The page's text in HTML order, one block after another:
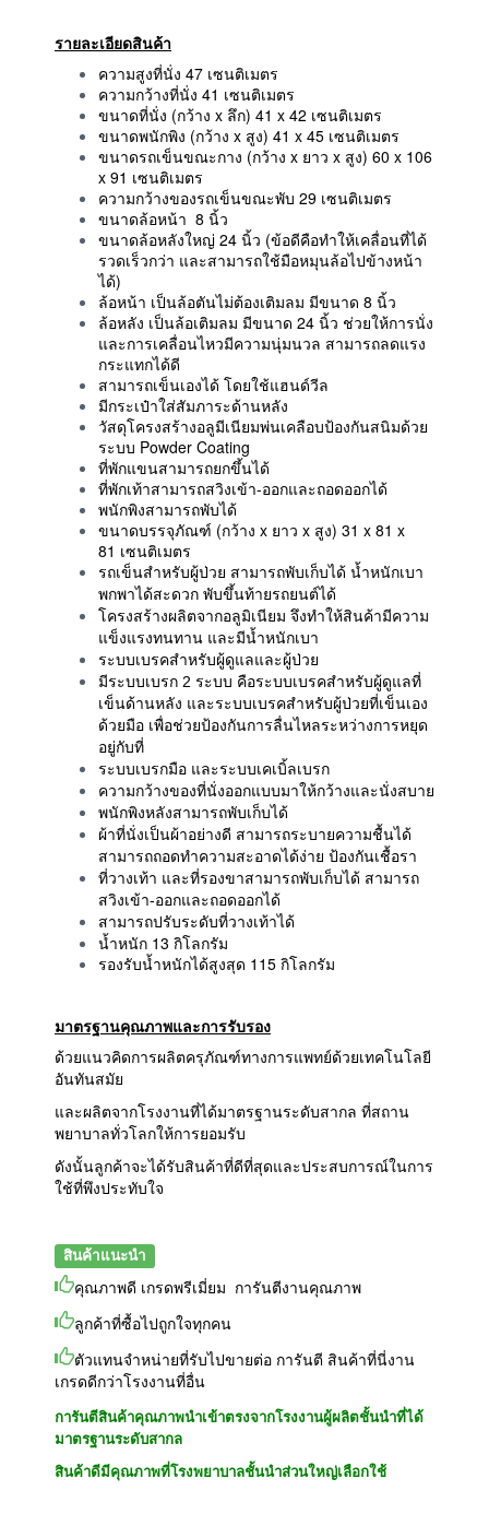
รายละเอียดสินค้า
ความสูงที่นั่ง 47 เซนติเมตร
ความกว้างที่นั่ง 41 เซนติเมตร
ขนาดที่นั่ง (กว้าง x ลึก) 41 x 42 เซนติเมตร
ขนาดพนักพิง (กว้าง x สูง) 41 x 45 เซนติเมตร
ขนาดรถเข็นขณะกาง (กว้าง x ยาว x สูง) 60 x 106
x 91 เซนติเมตร
ความกว้างของรถเข็นขณะพับ 29 เซนติเมตร
ขนาดล้อหน้า 8 นิ้ว
ขนาดล้อหลังใหญ่ 24 นิ้ว (ข้อดีคือทำให้เคลื่อนที่ได้
รวดเร็วกว่า และสามารถใช้มือหมุนล้อไปข้างหน้า
ได้)
ล้อหน้า เป็นล้อตันไม่ต้องเติมลม มีขนาด 8 นิ้ว
ล้อหลัง เป็นล้อเติมลม มีขนาด 24 นิ้ว ช่วยให้การนั่ง
และการเคลื่อนไหวมีความนุ่มนวล สามารถลดแรง
กระแทกได้ดี
สามารถเข็นเองได้ โดยใช้แฮนด์วีล
มีกระเป๋าใส่สัมภาระด้านหลัง
วัสดุโครงสร้างอลูมีเนียมพ่นเคลือบป้องกันสนิมด้วย
ระบบ Powder Coating
ที่พักแขนสามารถยกขึ้นได้
ที่พักเท้าสามารถสวิงเข้า-ออกและถอดออกได้
พนักพิงสามารถพับได้
ขนาดบรรจุภัณฑ์ (กว้าง x ยาว x สูง) 31 x 81 x
81 เซนติเมตร
รถเข็นสำหรับผู้ป่วย สามารถพับเก็บได้ น้ำหนักเบา
พกพาได้สะดวก พับขึ้นท้ายรถยนต์ได้
โครงสร้างผลิตจากอลูมิเนียม จึงทำให้สินค้ามีความ
แข็งแรงทนทาน และมีน้ำหนักเบา
ระบบเบรคสำหรับผู้ดูแลและผู้ป่วย
มีระบบเบรก 2 ระบบ คือระบบเบรคสำหรับผู้ดูแลที่
เข็นด้านหลัง และระบบเบรคสำหรับผู้ป่วยที่เข็นเอง
ด้วยมือ เพื่อช่วยป้องกันการลื่นไหลระหว่างการหยุด
อยู่กับที่
ระบบเบรกมือ และระบบเคเบิ้ลเบรก
ความกว้างของที่นั่งออกแบบมาให้กว้างและนั่งสบาย
พนักพิงหลังสามารถพับเก็บได้
ผ้าที่นั่งเป็นผ้าอย่างดี สามารถระบายความชื้นได้
สามารถถอดทำความสะอาดได้ง่าย ป้องกันเชื้อรา
ที่วางเท้า และที่รองขาสามารถพับเก็บได้ สามารถ
สวิงเข้า-ออกและถอดออกได้
สามารถปรับระดับที่วางเท้าได้
น้ำหนัก 13 กิโลกรัม
รองรับน้ำหนักได้สูงสุด 115 กิโลกรัม
มาตรฐานคุณภาพและการรับรอง
ด้วยแนวคิดการผลิตครุภัณฑ์ทางการแพทย์ด้วยเทคโนโลยี
อันทันสมัย
และผลิตจากโรงงานที่ได้มาตรฐานระดับสากล ที่สถาน
พยาบาลทั่วโลกให้การยอมรับ
ดังนั้นลูกค้าจะได้รับสินค้าที่ดีที่สุดและประสบการณ์ในการ
ใช้ที่พึงประทับใจ
สินค้าแนะนำ
คุณภาพดี เกรดพรีเมี่ยม การันตีงานคุณภาพ
ลูกค้าที่ซื้อไปถูกใจทุกคน
ตัวแทนจำหน่ายที่รับไปขายต่อ การันตี สินค้าที่นี่งาน
เกรดดีกว่าโรงงานที่อื่น
การันตีสินค้าคุณภาพนำเข้าตรงจากโรงงานผู้ผลิตชั้นนำที่ได้
มาตรฐานระดับสากล
สินค้าดีมีคุณภาพที่โรงพยาบาลชั้นนำส่วนใหญ่เลือกใช้